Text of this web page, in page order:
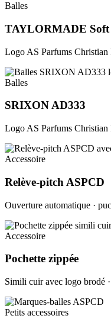
Balles
TAYLORMADE Soft
Logo AS Parfums Christian
Balles
SRIXON AD333
Logo AS Parfums Christian
Accessoire
Relève-pitch ASPCD
Ouverture automatique ·
Accessoire
Pochette zippée
Simili cuir avec logo brodé
Petits accessoires